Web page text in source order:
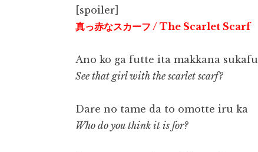
[spoiler]
真っ赤なスカーフ / The Scarlet Scarf
Ano ko ga futte ita makkana sukafu
See that girl with the scarlet scarf?
Dare no tame da to omotte iru ka
Who do you think it is for?